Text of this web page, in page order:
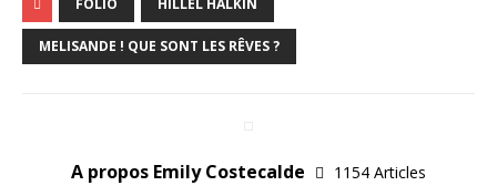
FOLIO HILLEL HALKIN
MELISANDE ! QUE SONT LES RÊVES ?
A propos Emily Costecalde
1154 Articles